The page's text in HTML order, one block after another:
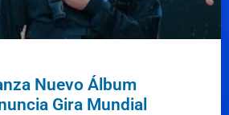
Nuevo Álbum
Gira Mundial